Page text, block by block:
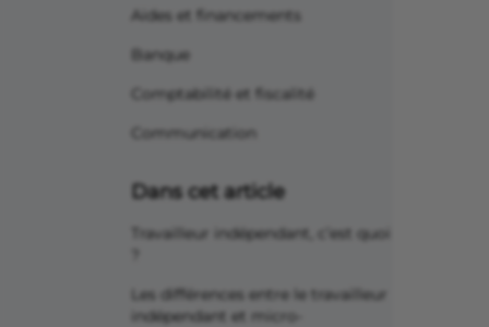
Aides et financements
Banque
Comptabilité et fiscalité
Communication
Dans cet article
Travailleur indépendant, c’est quoi
Les différences entre le travailleur
indépendant et micro-